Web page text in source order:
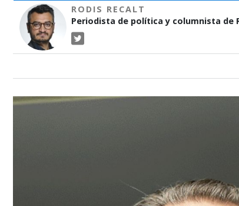
RODIS RECALT
Periodista de política y columnista de